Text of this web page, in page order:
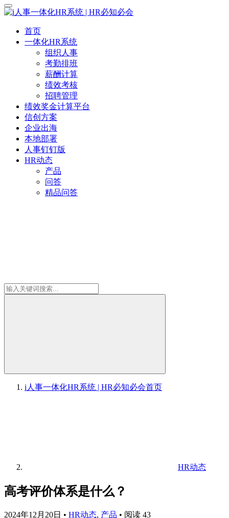
首页
一体化HR系统
组织人事
考勤排班
薪酬计算
绩效考核
招聘管理
绩效奖金计算平台
信创方案
企业出海
本地部署
人事钉钉版
HR动态
产品
问答
精品问答
i人事一体化HR系统 | HR必知必会首页
HR动态
高考评价体系是什么？
2024年12月20日 • HR动态, 产品 • 阅读 43